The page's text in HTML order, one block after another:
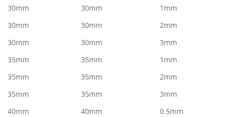
30mm
30mm
1mm
30mm
30mm
2mm
30mm
30mm
3mm
35mm
35mm
1mm
35mm
35mm
2mm
35mm
35mm
3mm
40mm
40mm
0.5mm